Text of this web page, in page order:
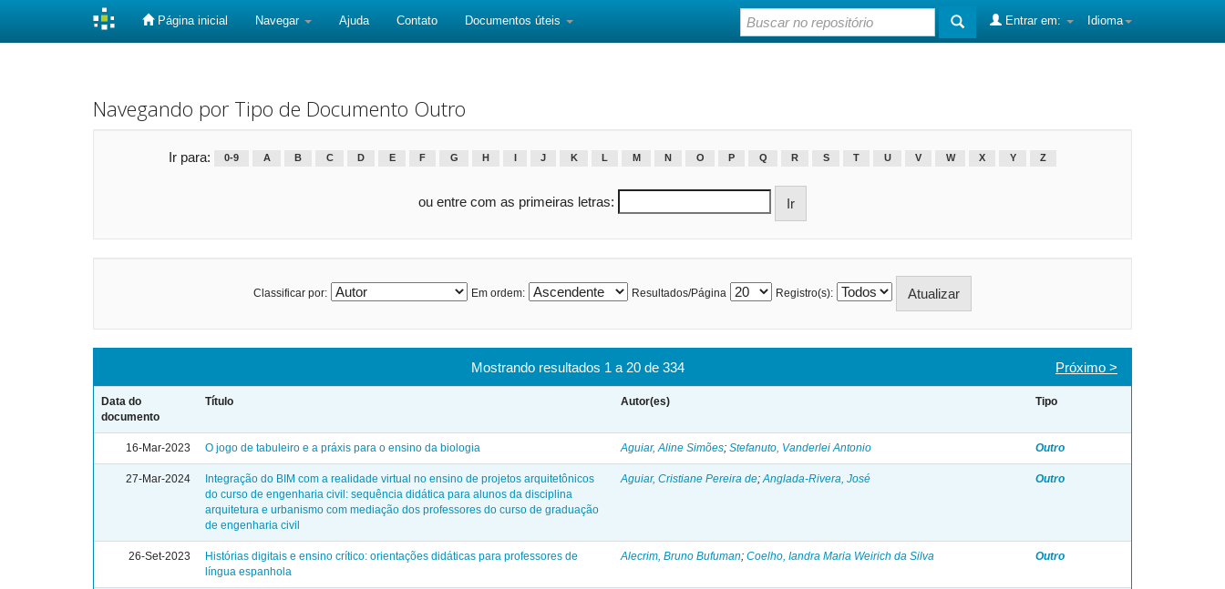
Página inicial Navegar Ajuda Contato Documentos úteis Idioma
Entrar em:
Navegando por Tipo de Documento Outro
Ir para: 0-9 A B C D E F G H J K L M N O P Q R S T U V W X Y Z
ou entre com as primeiras letras:
Classificar por: Em ordem: Resultados/Página Registro(s):
Mostrando resultados 1 a 20 de 334 Próximo >
Data do
documento
Título Autor(es) Tipo
16-Mar-2023 O jogo de tabuleiro e a práxis para o ensino da biologia Aguiar, Aline Simões; Stefanuto, Vanderlei Antonio Outro
27-Mar-2024
Integração do BIM com a realidade virtual no ensino de projetos arquitetônicos
do curso de engenharia civil: sequência didática para alunos da disciplina
arquitetura e urbanismo com mediação dos professores do curso de graduação
de engenharia civil
Aguiar, Cristiane Pereira de; Anglada-Rivera, José Outro
26-Set-2023
Histórias digitais e ensino crítico: orientações didáticas para professores de
língua espanhola
Alecrim, Bruno Bufuman; Coelho, Iandra Maria Weirich da Silva Outro